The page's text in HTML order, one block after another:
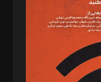
سروش کرمیان،